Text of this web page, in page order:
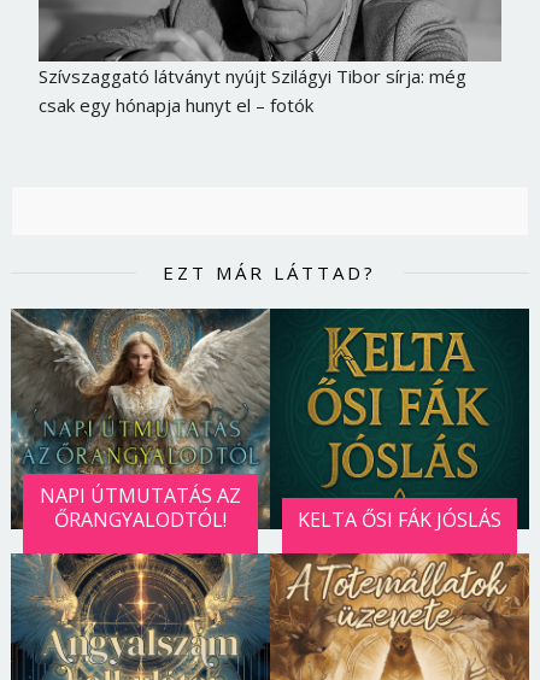
Szívszaggató látványt nyújt Szilágyi Tibor sírja: még
csak egy hónapja hunyt el – fotók
EZT MÁR LÁTTAD?
NAPI ÚTMUTATÁS AZ
ŐRANGYALODTÓL!
KELTA ŐSI FÁK JÓSLÁS